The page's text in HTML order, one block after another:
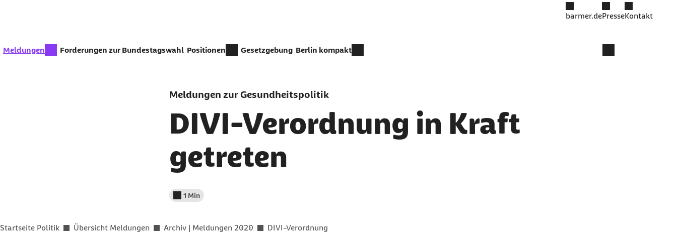
barmer.dePresseKontakt
zur Zeit aktiv:
Meldungen Forderungen zur Bundestagswahl Positionen Gesetzgebung Berlin kompakt
Meldungen zur Gesundheitspolitik
DIVI-Verordnung in Kraft
getreten
Lesedauer weniger als
1 Min
Sie befinden sich hier:
Startseite Politik Übersicht Meldungen Archiv | Meldungen 2020 DIVI-Verordnung